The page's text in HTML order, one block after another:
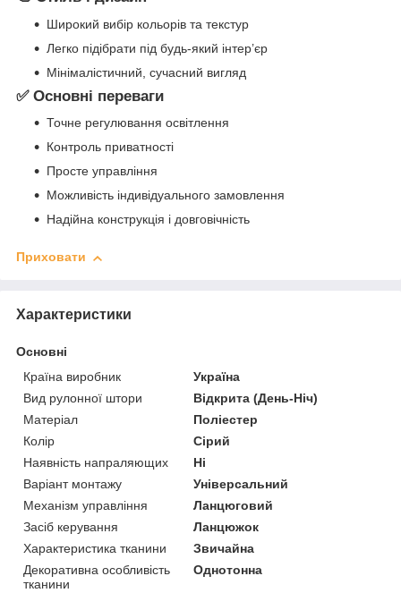
Широкий вибір кольорів та текстур
Легко підібрати під будь-який інтер’єр
Мінімалістичний, сучасний вигляд
✅ Основні переваги
Точне регулювання освітлення
Контроль приватності
Просте управління
Можливість індивідуального замовлення
Надійна конструкція і довговічність
Приховати
Характеристики
Основні
Країна виробник
Україна
Вид рулонної штори
Відкрита (День-Ніч)
Матеріал
Поліестер
Колір
Сірий
Наявність напраляющих
Ні
Варіант монтажу
Універсальний
Механізм управління
Ланцюговий
Засіб керування
Ланцюжок
Характеристика тканини
Звичайна
Декоративна особливість
тканини
Однотонна